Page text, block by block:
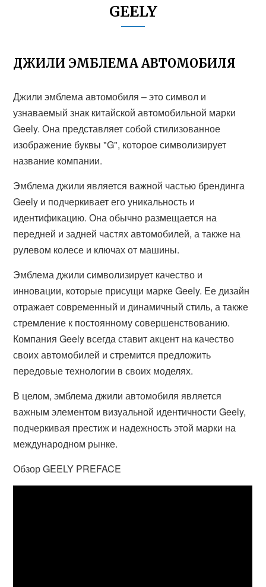
GEELY
ДЖИЛИ ЭМБЛЕМА АВТОМОБИЛЯ
Джили эмблема автомобиля – это символ и
узнаваемый знак китайской автомобильной марки
Geely. Она представляет собой стилизованное
изображение буквы "G", которое символизирует
название компании.
Эмблема джили является важной частью брендинга
Geely и подчеркивает его уникальность и
идентификацию. Она обычно размещается на
передней и задней частях автомобилей, а также на
рулевом колесе и ключах от машины.
Эмблема джили символизирует качество и
инновации, которые присущи марке Geely. Ее дизайн
отражает современный и динамичный стиль, а также
стремление к постоянному совершенствованию.
Компания Geely всегда ставит акцент на качество
своих автомобилей и стремится предложить
передовые технологии в своих моделях.
В целом, эмблема джили автомобиля является
важным элементом визуальной идентичности Geely,
подчеркивая престиж и надежность этой марки на
международном рынке.
Обзор GEELY PREFACE